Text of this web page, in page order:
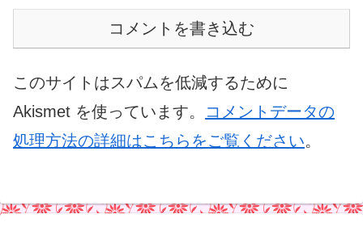
コメントを書き込む
このサイトはスパムを低減するために
Akismet を使っています。
コメントデータの
処理方法の詳細はこちらをご覧ください。